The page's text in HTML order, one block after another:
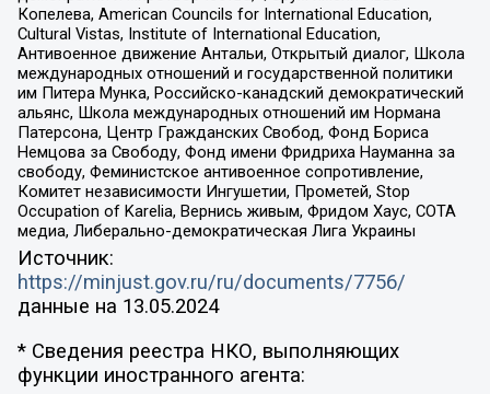
Копелева, American Councils for International Education,
Cultural Vistas, Institute of International Education,
Антивоенное движение Антальи, Открытый диалог, Школа
международных отношений и государственной политики
им Питера Мунка, Российско-канадский демократический
альянс, Школа международных отношений им Нормана
Патерсона, Центр Гражданских Свобод, Фонд Бориса
Немцова за Свободу, Фонд имени Фридриха Науманна за
свободу, Феминистское антивоенное сопротивление,
Комитет независимости Ингушетии, Прометей, Stop
Occupation of Karelia, Вернись живым, Фридом Хаус, СОТА
медиа, Либерально-демократическая Лига Украины
Источник:
https://minjust.gov.ru/ru/documents/7756/
данные на 13.05.2024
* Сведения реестра НКО, выполняющих
функции иностранного агента: